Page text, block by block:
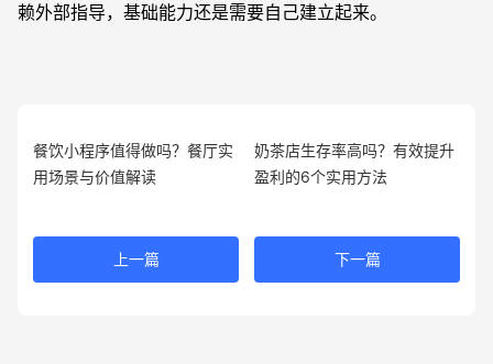
赖外部指导，基础能力还是需要自己建立起来。
餐饮小程序值得做吗？餐厅实
用场景与价值解读
上一篇
奶茶店生存率高吗？有效提升
盈利的6个实用方法
下一篇